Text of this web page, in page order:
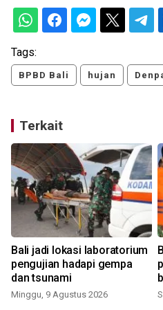
Tags:
BPBD Bali hujan
Terkait
Bali jadi lokasi laboratorium
pengujian hadapi gempa
dan tsunami
Minggu, 9 Agustus 2026